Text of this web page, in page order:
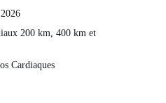
200 km, 400 km et
Cardiaques